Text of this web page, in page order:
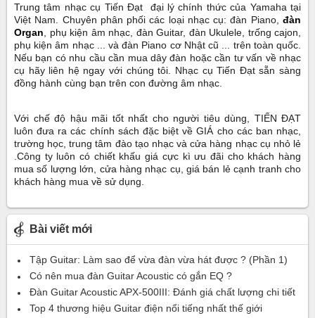
Trung tâm nhạc cụ Tiến Đạt đại lý chính thức của Yamaha tại
Việt Nam. Chuyên phân phối các loại nhạc cụ: đàn Piano, đàn
Organ , phụ kiện âm nhạc, đàn Guitar, đàn Ukulele, trống cajon,
phụ kiện âm nhạc ... và đàn Piano cơ Nhật cũ ... trên toàn quốc.
Nếu bạn có nhu cầu cần mua dây đàn hoặc cần tư vấn về nhạc
cụ hãy liên hệ ngay với chúng tôi. Nhạc cụ Tiến Đạt sẵn sàng
đồng hành cùng bạn trên con đường âm nhạc.
Với chế độ hậu mãi tốt nhất cho người tiêu dùng, TIẾN ĐẠT
luôn đưa ra các chính sách đặc biệt về GIÁ cho các ban nhạc,
trường học, trung tâm đào tạo nhạc và cửa hàng nhạc cụ nhỏ lẻ
.Công ty luôn có chiết khấu giá cực kì ưu đãi cho khách hàng
mua số lượng lớn, cửa hàng nhạc cụ, giá bán lẻ cạnh tranh cho
khách hàng mua về sử dụng.
Bài viết mới
Tập Guitar: Làm sao để vừa đàn vừa hát được ? (Phần 1)
Có nên mua đàn Guitar Acoustic có gắn EQ ?
Đàn Guitar Acoustic APX-500III: Đánh giá chất lượng chi tiết
Top 4 thương hiệu Guitar điện nổi tiếng nhất thế giới